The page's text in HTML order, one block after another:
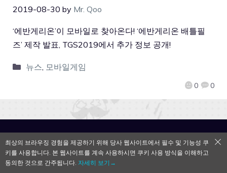
2019-08-30 by Mr. Qoo
0 0
‘에반게리온’이 모바일로 찾아온다! ‘에반게리온 배틀필
즈’ 제작 발표, TGS2019에서 추가 정보 공개!
뉴스, 모바일게임
최상의 브라우징 경험을 제공하기 위해 당사 웹사이트에서 필수 및 기능성 쿠
키를 사용합니다. 본 웹사이트를 계속 사용하시면 쿠키 사용 방식을 이해하고
동의한 것으로 간주됩니다. 자세히 보기→